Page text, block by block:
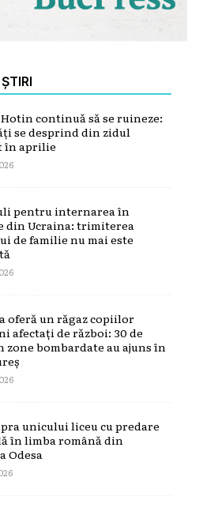
continuă să se ruineze:
se desprind din zidul
în aprilie
pentru internarea în
din Ucraina: trimiterea
de familie nu mai este
oferă un răgaz copiilor
afectați de război: 30 de
zone bombardate au ajuns în
unicului liceu cu predare
în limba română din
Odesa